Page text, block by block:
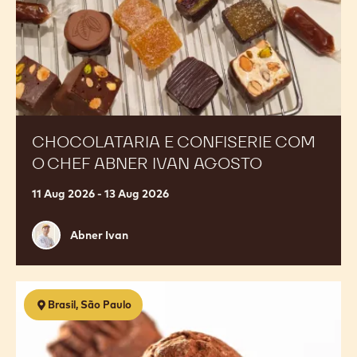
CHOCOLATARIA E CONFISERIE COM
O CHEF ABNER IVAN AGOSTO
11 Aug 2026 - 13 Aug 2026
Abner
Ivan
Abner Ivan
Ivan
Agosto
Brasil, São Paulo
Chocolataria
1.0
Descobrindo